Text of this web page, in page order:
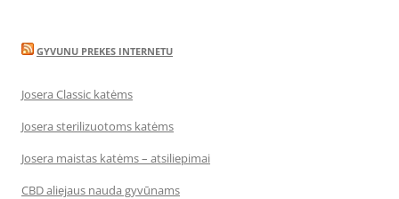
GYVUNU PREKES INTERNETU
Josera Classic katėms
Josera sterilizuotoms katėms
Josera maistas katėms – atsiliepimai
CBD aliejaus nauda gyvūnams